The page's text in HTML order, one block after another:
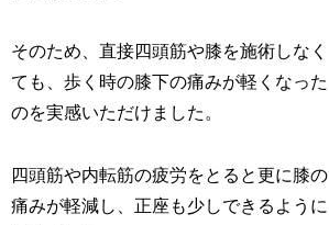
そのため、直接四頭筋や膝を施術しなく
ても、歩く時の膝下の痛みが軽くなった
のを実感いただけました。
四頭筋や内転筋の疲労をとると更に膝の
痛みが軽減し、正座も少しできるように